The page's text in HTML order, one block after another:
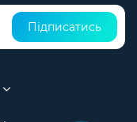
Підписатись